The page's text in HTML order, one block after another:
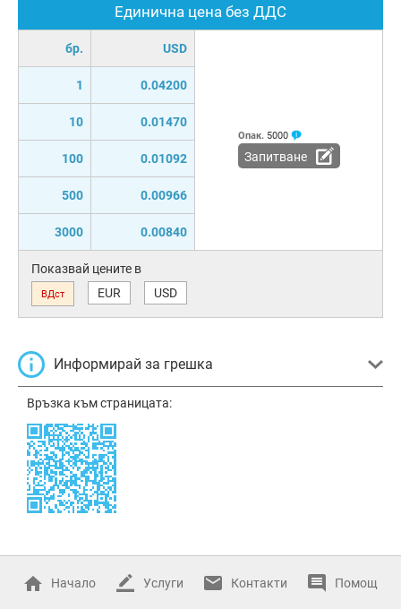
Единична цена без ДДС
бр. USD
1 0.04200
10 0.01470
100 0.01092
500 0.00966
3000 0.00840
Опак. 5000
Запитване
Показвай цените в
ВДст EUR USD
Информирай за грешка
Връзка към страницата:
Начало Услуги Контакти Помощ